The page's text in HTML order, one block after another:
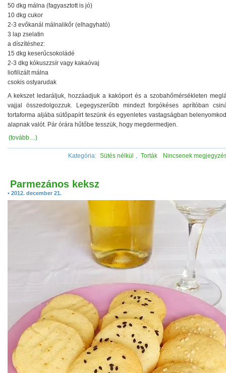
50 dkg málna (fagyasztott is jó)
10 dkg cukor
2-3 evőkanál málnalikőr (elhagyható)
3 lap zselatin
a díszítéshez:
15 dkg keserűcsokoládé
2-3 dkg kókuszzsír vagy kakaóvaj
liofilizált málna
csokis ostyarudak
A kekszet ledaráljuk, hozzáadjuk a kakóport és a szobahőmérsékleten
vajjal összedolgozzuk. Legegyszerűbb mindezt forgókéses aprítóban
tortaforma aljába sütőpapírt teszünk és egyenletes vastagságban
alapnak valót. Pár órára hűtőbe tesszük, hogy megdermedjen.
(tovább…)
Kategória: Sütés nélkül , Torták Nincsenek
Parmezános keksz
• 2012. december 21.